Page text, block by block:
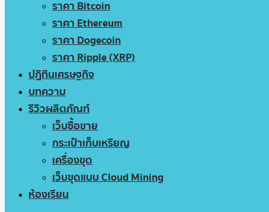
ราคา Bitcoin
ราคา Ethereum
ราคา Dogecoin
ราคา Ripple (XRP)
ปฏิทินเศรษฐกิจ
บทความ
รีวิวผลิตภัณฑ์
เว็บซื้อขาย
กระเป๋าเก็บเหรียญ
เครื่องขุด
เว็บขุดแบบ Cloud Mining
ห้องเรียน